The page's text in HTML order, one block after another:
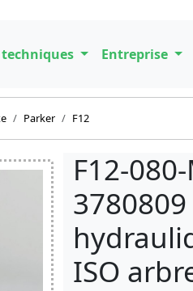
techniques Entreprise
Parker F12
F12-
ISO